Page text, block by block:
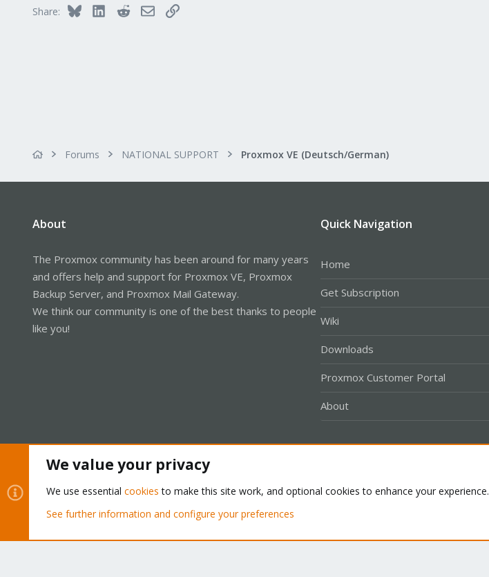
Share: Bluesky LinkedInRedditEmailLink
Forums NATIONAL SUPPORT Proxmox VE (Deutsch/German)
About
The Proxmox community has been around for many years
and offers help and support for Proxmox VE, Proxmox
Backup Server, and Proxmox Mail Gateway.
We think our community is one of the best thanks to people
like you!
Quick Navigation
Home
Get Subscription
Wiki
Downloads
Proxmox Customer Portal
About
Community platform by XenForo® © 2010-2026 XenForo Ltd.
We value your privacy
We use essential cookies to make this site work, and optional cookies to enhance your experience.
See further information and configure your preferences